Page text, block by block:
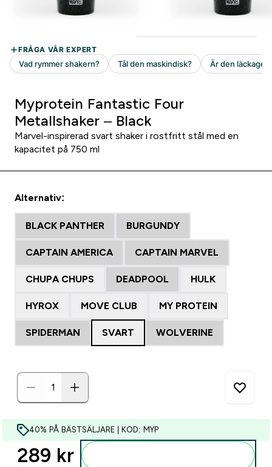
Myprotein Fantastic Four
Metallshaker – Black
Marvel-inspirerad svart shaker i rostfritt stål med en
kapacitet på 750 ml
Alternativ:
BLACK PANTHER BURGUNDY
CAPTAIN AMERICA CAPTAIN MARVEL
CHUPA CHUPS DEADPOOL HULK
HYROX MOVE CLUB MY PROTEIN
SPIDERMAN SVART WOLVERINE
40% PÅ BÄSTSÄLJARE | KOD: MYP
289 kr‎